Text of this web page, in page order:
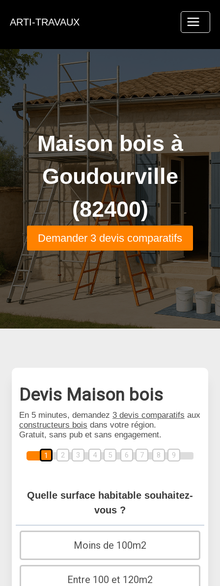
ARTI-TRAVAUX
Maison bois à
Goudourville
(82400)
Demander 3 devis comparatifs
Devis Maison bois
En 5 minutes, demandez 3 devis comparatifs aux
constructeurs bois dans votre région.
Gratuit, sans pub et sans engagement.
1 2 3 4 5 6 7 8 9
Quelle surface habitable souhaitez-
vous ?
Moins de 100m2
Entre 100 et 120m2